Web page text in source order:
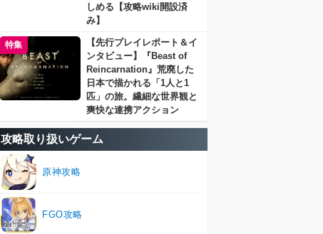
しめる【攻略wiki開設済
み】
特集
【先行プレイレポート＆イ
ンタビュー】『Beast of
Reincarnation』荒廃した
日本で描かれる「1人と1
匹」の旅。繊細な世界観と
爽快な連携アクション
攻略取り扱いゲーム
原神攻略
FGO攻略